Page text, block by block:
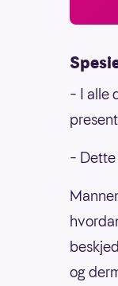
– I alle
–
og